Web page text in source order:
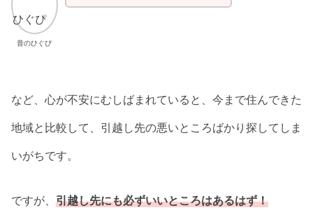
昔のひぐぴ
など、心が不安にむしばまれていると、今まで住んできた
地域と比較して、引越し先の悪いところばかり探してしま
いがちです。
ですが、 引越し先にも必ずいいところはあるはず！